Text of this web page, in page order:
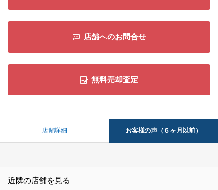
店舗へのお問合せ
無料売却査定
店舗詳細 お客様の声（６ヶ月以前）
近隣の店舗を見る